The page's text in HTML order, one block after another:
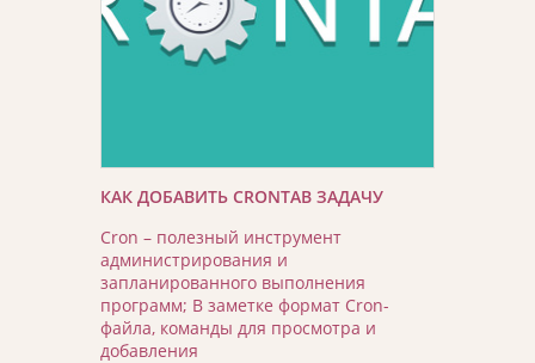
КАК ДОБАВИТЬ CRONTAB ЗАДАЧУ
Cron – полезный инструмент
администрирования и
запланированного выполнения
программ; В заметке формат Cron-
файла, команды для просмотра и
добавления